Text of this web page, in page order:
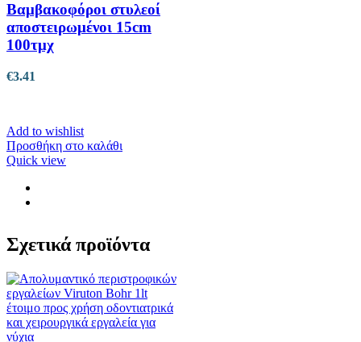
Βαμβακοφόροι στυλεοί
αποστειρωμένοι 15cm
100τμχ
€3.41
Add to wishlist
Προσθήκη στο καλάθι
Quick view
Σχετικά προϊόντα